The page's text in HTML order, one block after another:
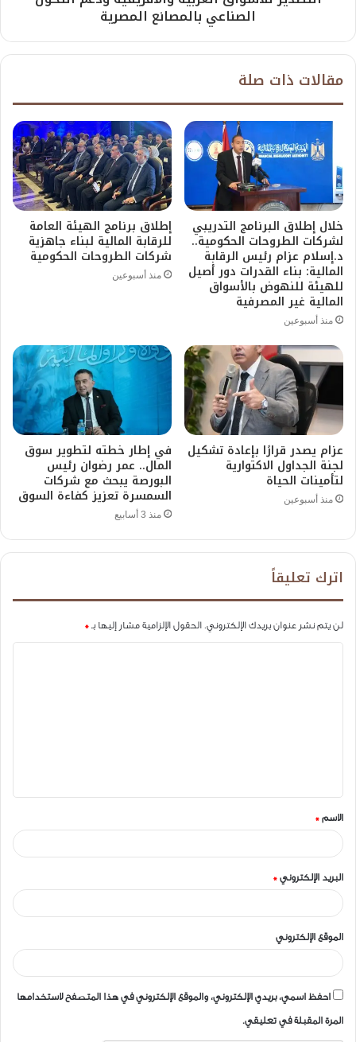
الصناعي بالمصانع المصرية
مقالات ذات صلة
خلال إطلاق البرنامج التدريبي
لشركات الطروحات الحكومية..
د.إسلام عزام رئيس الرقابة
المالية: بناء القدرات دور أصيل
للهيئة للنهوض بالأسواق
المالية غير المصرفية
منذ أسبوعين
إطلاق برنامج الهيئة العامة
للرقابة المالية لبناء جاهزية
شركات الطروحات الحكومية
منذ أسبوعين
عزام يصدر قرارًا بإعادة تشكيل
لجنة الجداول الاكتوارية
لتأمينات الحياة
منذ أسبوعين
في إطار خطته لتطوير سوق
المال.. عمر رضوان رئيس
البورصة يبحث مع شركات
السمسرة تعزيز كفاءة السوق
منذ 3 أسابيع
اترك تعليقاً
لن يتم نشر عنوان بريدك الإلكتروني. الحقول الإلزامية مشار إليها بـ*
ق
*الاسم *
البريد الإلكتروني *
الموقع الإلكتروني
احفظ اسمي، بريدي الإلكتروني، والموقع الإلكتروني في هذا المتصفح لاستخدامها
المرة المقبلة في تعليقي.